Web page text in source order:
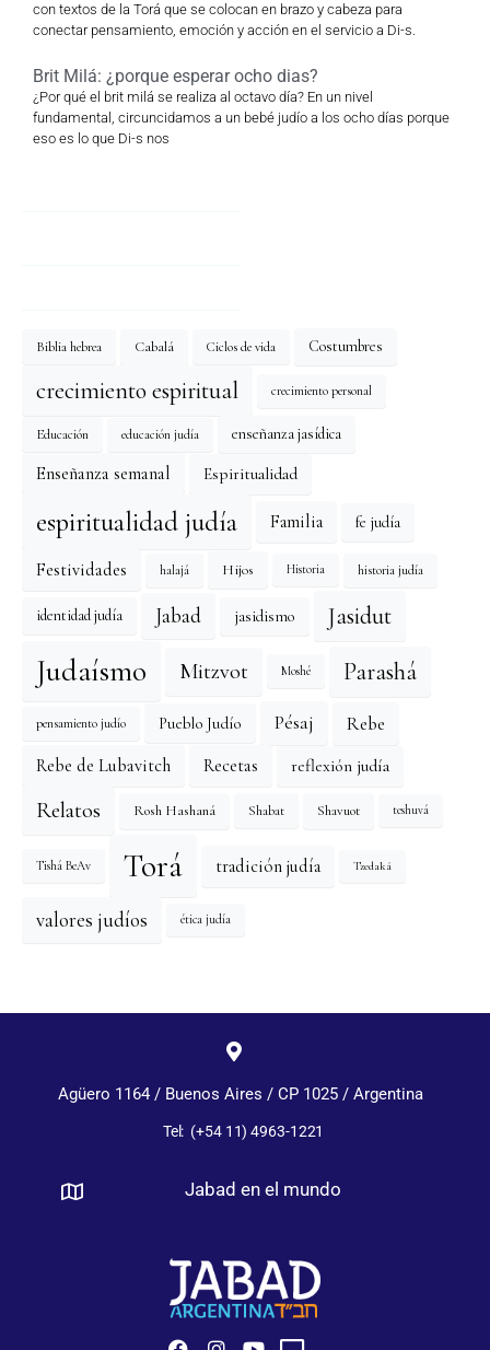
con textos de la Torá que se colocan en brazo y cabeza para
conectar pensamiento, emoción y acción en el servicio a Di-s.
Brit Milá: ¿porque esperar ocho dias?
¿Por qué el brit milá se realiza al octavo día? En un nivel
fundamental, circuncidamos a un bebé judío a los ocho días porque
eso es lo que Di-s nos
Biblia hebrea Cabalá Ciclos de vida Costumbres
crecimiento espiritual crecimiento personal
Educación educación judía enseñanza jasídica
Enseñanza semanal Espiritualidad
espiritualidad judía Familia fe judía
Festividades halajá Hijos Historia historia judía
identidad judía Jabad jasidismo Jasidut
Judaísmo Mitzvot Moshé Parashá
pensamiento judío Pueblo Judío Pésaj Rebe
Rebe de Lubavitch Recetas reflexión judía
Relatos Rosh Hashaná Shabat Shavuot teshuvá
Tishá BeAv Torá tradición judía Tzedaká
valores judíos ética judía
Agüero 1164 / Buenos Aires / CP 1025 / Argentina
Tel: (+54 11) 4963-1221
Jabad en el mundo